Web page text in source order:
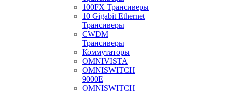
100FX Трансиверы
10 Gigabit Ethernet
Трансиверы
CWDM
Трансиверы
Коммутаторы
OMNIVISTA
OMNISWITCH
9000E
OMNISWITCH